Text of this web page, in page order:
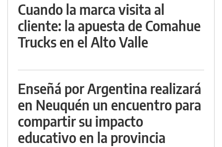
Cuando la marca visita al
cliente: la apuesta de Comahue
Trucks en el Alto Valle
Enseñá por Argentina realizará
en Neuquén un encuentro para
compartir su impacto
educativo en la provincia